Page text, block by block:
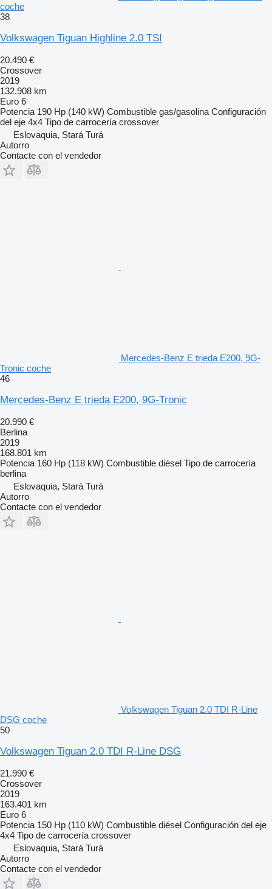
coche
38
Volkswagen Tiguan Highline 2.0 TSI
20.490 €
Crossover
2019
132.908 km
Euro 6
Potencia 190 Hp (140 kW) Combustible gas/gasolina Configuración
del eje 4x4 Tipo de carrocería crossover
Eslovaquia, Stará Turá
Autorro
Contacte con el vendedor
Mercedes-Benz E trieda E200, 9G-
Tronic coche
46
Mercedes-Benz E trieda E200, 9G-Tronic
20.990 €
Berlina
2019
168.801 km
Potencia 160 Hp (118 kW) Combustible diésel Tipo de carrocería
berlina
Eslovaquia, Stará Turá
Autorro
Contacte con el vendedor
Volkswagen Tiguan 2.0 TDI R-Line
DSG coche
50
Volkswagen Tiguan 2.0 TDI R-Line DSG
21.990 €
Crossover
2019
163.401 km
Euro 6
Potencia 150 Hp (110 kW) Combustible diésel Configuración del eje
4x4 Tipo de carrocería crossover
Eslovaquia, Stará Turá
Autorro
Contacte con el vendedor